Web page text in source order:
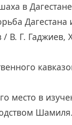
в
В. Г.
место в